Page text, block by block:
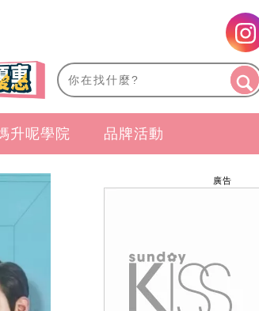
升呢學院 品牌活動
廣告